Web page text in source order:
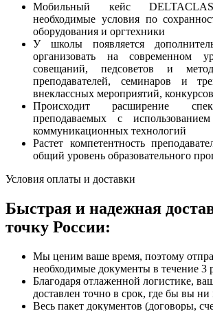
Мобильный кейс
необходимые условия по
оборудования и оргтехники
У школы появляется
организовать на современном
совещаний, педсоветов и
преподавателей, семинаров и
внеклассных мероприятий,
Происходит расширение
преподаваемых с
коммуникационных технологий
Растет компетентность
общий уровень образовательного
Условия оплаты и доставки
Быстрая и надежная
точку России:
Мы ценим ваше время, поэтому
необходимые документы в течение 3
Благодаря отлаженной логистике, ваш
доставлен точно в срок, где бы вы ни
Весь пакет документов (договоры,